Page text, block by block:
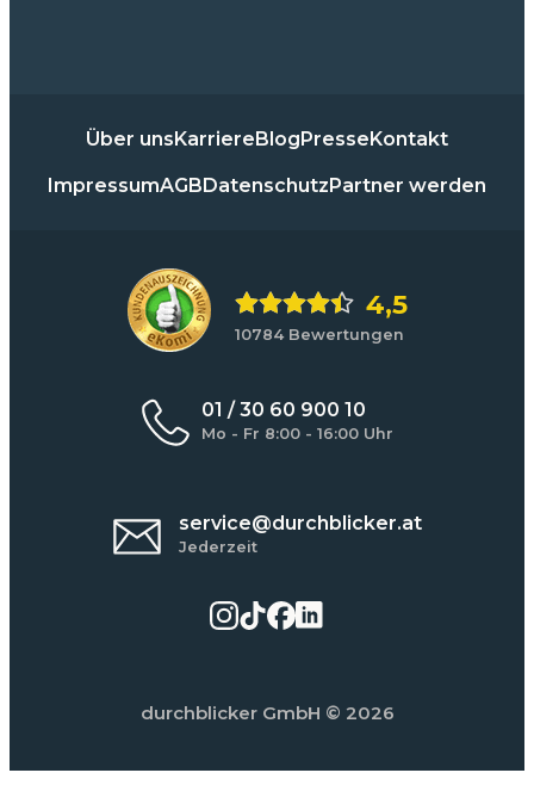
Über uns Karriere Blog Presse Kontakt
ImpressumAGB Datenschutz Partner werden
4,5
10784 Bewertungen
01 / 30 60 900 10
Mo - Fr 8:00 - 16:00 Uhr
service@durchblicker.at
Jederzeit
durchblicker GmbH © 2026